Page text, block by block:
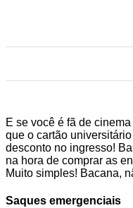
E se você é fã de
que o cartão
desconto no ingresso!
na hora de comprar as
Muito simples! Bacana,
Saques emergenciais